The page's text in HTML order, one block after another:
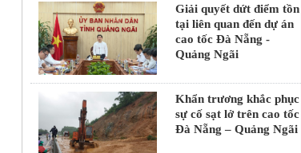
Giải quyết dứt điểm tồn
tại liên quan đến dự án
cao tốc Đà Nẵng -
Quảng Ngãi
Khẩn trương khắc phục
sự cố sạt lở trên cao tốc
Đà Nẵng – Quảng Ngãi